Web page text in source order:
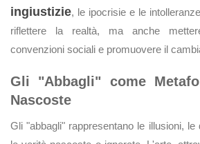
ingiustizie, le ipocrisie e le
riflettere la realtà, ma anche
convenzioni sociali e promuovere il
Gli "Abbagli" come
Nascoste
Gli "abbagli" rappresentano le illusioni, le